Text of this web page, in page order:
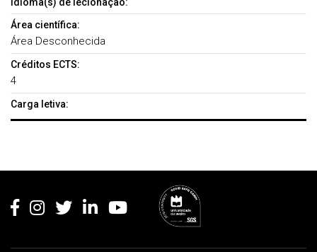
Área científica:
Área Desconhecida
Créditos ECTS:
4
Carga letiva: